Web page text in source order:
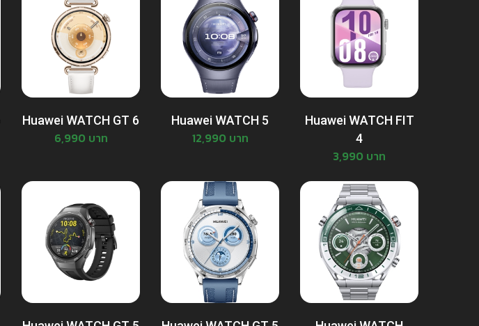
Huawei WATCH GT 6
6,990 บาท
Huawei WATCH 5
12,990 บาท
Huawei WATCH FIT
4
3,990 บาท